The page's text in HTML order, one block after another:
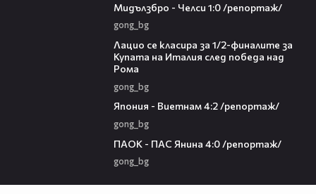
Мидълзбро - Челси 1:0 /репортаж/
gong_bg
Лацио се класира за 1/2-финалите за
Купата на Италия след победа над
Рома
gong_bg
Япония - Виетнам 4:2 /репортаж/
gong_bg
ПАОК - ПАС Янина 4:0 /репортаж/
gong_bg